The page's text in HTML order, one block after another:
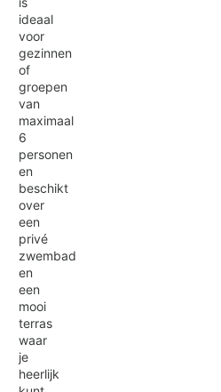
ideaal
voor
gezinnen
of
groepen
van
maximaal
6
personen
en
beschikt
over
een
privé
zwembad
en
een
mooi
terras
waar
je
heerlijk